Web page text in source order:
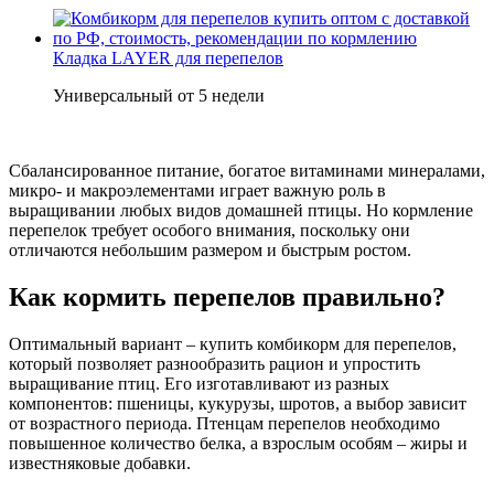
Кладка LAYER для перепелов
Универсальный от 5 недели
Сбалансированное питание, богатое витаминами минералами,
микро- и макроэлементами играет важную роль в
выращивании любых видов домашней птицы. Но кормление
перепелок требует особого внимания, поскольку они
отличаются небольшим размером и быстрым ростом.
Как кормить перепелов правильно?
Оптимальный вариант – купить комбикорм для перепелов,
который позволяет разнообразить рацион и упростить
выращивание птиц. Его изготавливают из разных
компонентов: пшеницы, кукурузы, шротов, а выбор зависит
от возрастного периода. Птенцам перепелов необходимо
повышенное количество белка, а взрослым особям – жиры и
известняковые добавки.